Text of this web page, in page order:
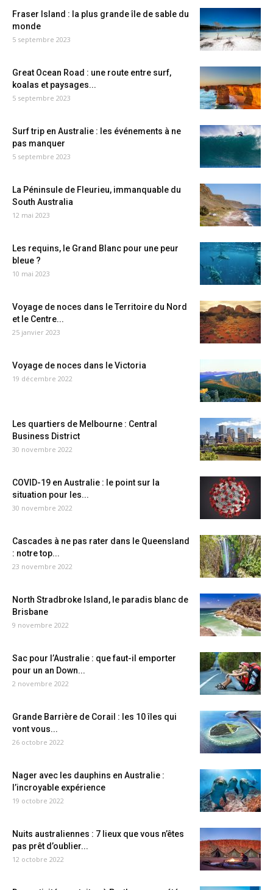
Fraser Island : la plus grande île de sable du
monde
5 septembre 2023
Great Ocean Road : une route entre surf,
koalas et paysages...
5 septembre 2023
Surf trip en Australie : les événements à ne
pas manquer
5 septembre 2023
La Péninsule de Fleurieu, immanquable du
South Australia
12 mai 2023
Les requins, le Grand Blanc pour une peur
bleue ?
10 mai 2023
Voyage de noces dans le Territoire du Nord
et le Centre...
25 janvier 2023
Voyage de noces dans le Victoria
19 décembre 2022
Les quartiers de Melbourne : Central
Business District
30 novembre 2022
COVID-19 en Australie : le point sur la
situation pour les...
30 novembre 2022
Cascades à ne pas rater dans le Queensland
: notre top...
23 novembre 2022
North Stradbroke Island, le paradis blanc de
Brisbane
9 novembre 2022
Sac pour l’Australie : que faut-il emporter
pour un an Down...
2 novembre 2022
Grande Barrière de Corail : les 10 îles qui
vont vous...
26 octobre 2022
Nager avec les dauphins en Australie :
l’incroyable expérience
19 octobre 2022
Nuits australiennes : 7 lieux que vous n’êtes
pas prêt d’oublier...
12 octobre 2022